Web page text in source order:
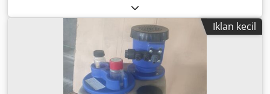
Hcxol Aor Tahun pembuatan 2015 Tekanan 14 bar
Iklan kecil